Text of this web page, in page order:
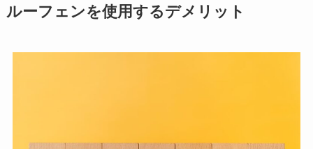
ルーフェンを使用するデメリット